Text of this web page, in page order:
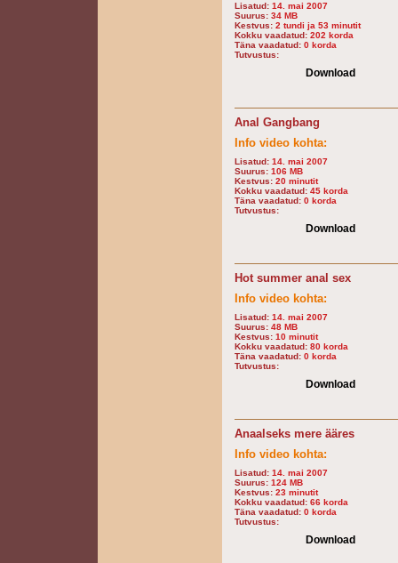
Lisatud: 14. mai 2007
Suurus: 34 MB
Kestvus: 2 tundi ja 53 minutit
Kokku vaadatud: 202 korda
Täna vaadatud: 0 korda
Tutvustus:
Download
Anal Gangbang
Info video kohta:
Lisatud: 14. mai 2007
Suurus: 106 MB
Kestvus: 20 minutit
Kokku vaadatud: 45 korda
Täna vaadatud: 0 korda
Tutvustus:
Download
Hot summer anal sex
Info video kohta:
Lisatud: 14. mai 2007
Suurus: 48 MB
Kestvus: 10 minutit
Kokku vaadatud: 80 korda
Täna vaadatud: 0 korda
Tutvustus:
Download
Anaalseks mere ääres
Info video kohta:
Lisatud: 14. mai 2007
Suurus: 124 MB
Kestvus: 23 minutit
Kokku vaadatud: 66 korda
Täna vaadatud: 0 korda
Tutvustus:
Download